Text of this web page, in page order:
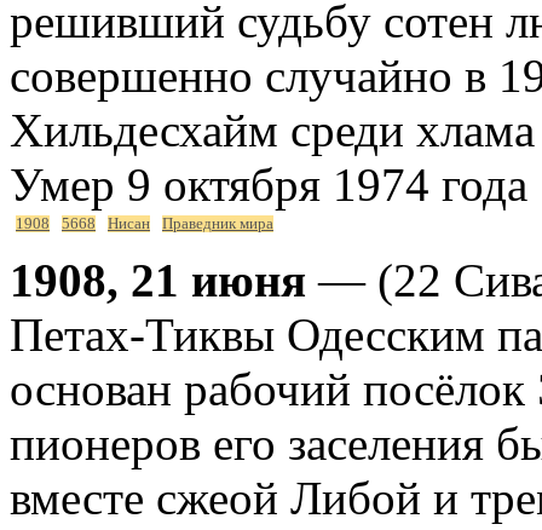
решивший судьбу сотен
совершенно случайно в
Хильдесхайм среди
Умер 9 октября 1974 года
1908 5668 Нисан Праведник мира
1908, 21 июня — (22
Петах-Тиквы Одесским
основан рабочий
пионеров его заселения
вместе сжеой Либой и